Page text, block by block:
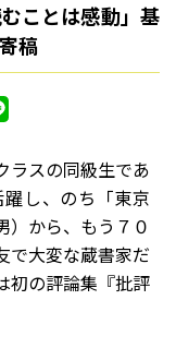
ことは感動」基
稿
ラスの同級生であ
し、のち「東京
）から、もう７０
で大変な蔵書家だ
初の評論集『批評